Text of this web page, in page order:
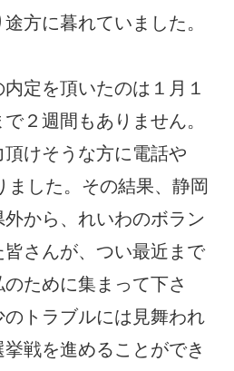
方に暮れていました。
定を頂いたのは１月１
２週間もありません。
けそうな方に電話や
ました。その結果、静岡
から、れいわのボラン
さんが、つい最近まで
ために集まって下さ
のトラブルには見舞われ
戦を進めることができ